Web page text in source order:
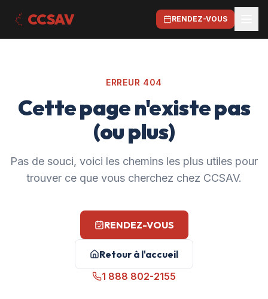
CCSAV RENDEZ-VOUS
ERREUR 404
Cette page n'existe pas
(ou plus)
Pas de souci, voici les chemins les plus utiles pour
trouver ce que vous cherchez chez CCSAV.
RENDEZ-VOUS
Retour à l'accueil
1 888 802-2155